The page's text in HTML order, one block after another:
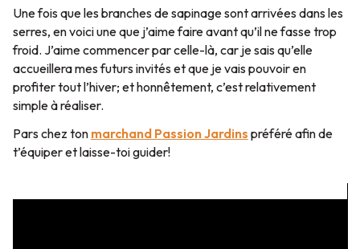
Une fois que les branches de sapinage sont arrivées dans les
serres, en voici une que j’aime faire avant qu’il ne fasse trop
froid. J’aime commencer par celle-là, car je sais qu’elle
accueillera mes futurs invités et que je vais pouvoir en
profiter tout l’hiver; et honnêtement, c’est relativement
simple à réaliser.
Pars chez ton marchand Passion Jardins préféré afin de
t’équiper et laisse-toi guider!